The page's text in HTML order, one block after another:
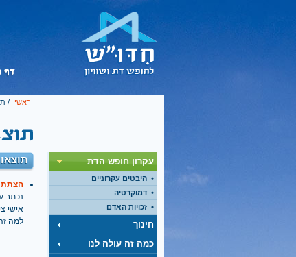
ראשי /
עקרון חופש הדת
היבטים עקרוניים
דמוקרטיה
זכויות האדם
חינוך
כמה זה עולה לנו
הצתת
נכתב ע''י
אישי
למה